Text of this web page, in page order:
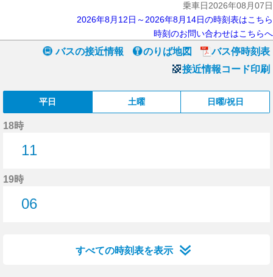
乗車日2026年08月07日
2026年8月12日～2026年8月14日の時刻表はこちら
時刻のお問い合わせはこちらへ
バスの接近情報 のりば地図
バス停時刻表
接近情報コード印刷
平日 土曜 日曜/祝日
18時
11
19時
06
すべての時刻表を表示